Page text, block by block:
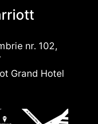
nr. 102,
Grand Hotel